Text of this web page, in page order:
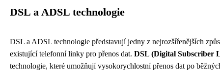
DSL a ADSL technologie
DSL a ADSL technologie představují jedny z nejrozšířenějších
existující telefonní linky pro přenos dat. DSL (Digital Subscriber
technologie, které umožňují vysokorychlostní přenos dat po